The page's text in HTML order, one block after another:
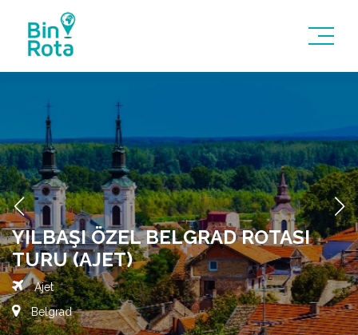
YILBAŞI ÖZEL BELGRAD ROTASI
TURU (AJET)
Ajet
Belgrad